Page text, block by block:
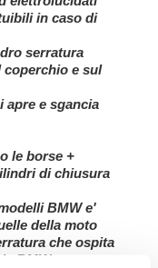
in caso di
serratura
coperchio e sul
apre e sgancia
le borse +
di chiusura
BMW e'
della moto
che ospita
BMW